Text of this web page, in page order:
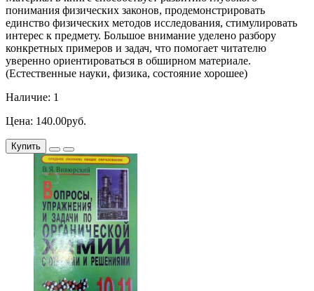
понимания физических законов, продемонстрировать
единство физических методов исследования, стимулировать
интерес к предмету. Большое внимание уделено разбору
конкретных примеров и задач, что помогает читателю
уверенно ориентироваться в обширном материале.
(Естественные науки, физика, состояние хорошее)
Наличие: 1
Цена: 140.00руб.
Купить